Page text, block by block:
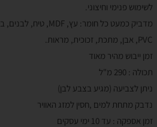
לשימוש פנימי וחיצוני.
מדביק כמעט כל חומר: עץ, MDF, טיח, לבנים, בטון, אריחים, קרמיקה, פלסטיק,
PVC, אבן, מתכת, זכוכית, מראות.
זמן ייבוש מהיר מאוד
תכולה : 290 מ"ל
ניתן לצביעה (מגיע בצבע לבן)
נדבק מתחת למים ,חסין למזג האוויר
זמן אספקה : עד 10 ימי עסקים